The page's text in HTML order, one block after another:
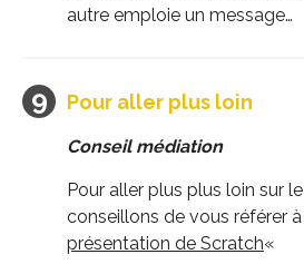
autre emploie un message…
Pour aller plus loin
Conseil médiation
Pour aller plus plus loin sur
conseillons de vous référer
présentation de Scratch«